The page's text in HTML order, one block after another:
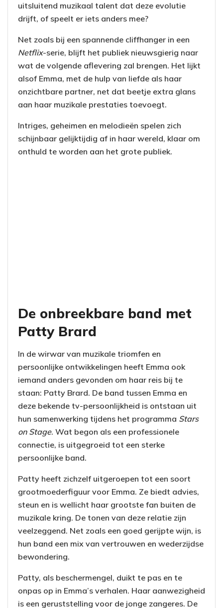
uitsluitend muzikaal talent dat deze evolutie
drijft, of speelt er iets anders mee?
Net zoals bij een spannende cliffhanger in een
Netflix-serie, blijft het publiek nieuwsgierig naar
wat de volgende aflevering zal brengen. Het lijkt
alsof Emma, met de hulp van liefde als haar
onzichtbare partner, net dat beetje extra glans
aan haar muzikale prestaties toevoegt.
Intriges, geheimen en melodieën spelen zich
schijnbaar gelijktijdig af in haar wereld, klaar om
onthuld te worden aan het grote publiek.
De onbreekbare band met
Patty Brard
In de wirwar van muzikale triomfen en
persoonlijke ontwikkelingen heeft Emma ook
iemand anders gevonden om haar reis bij te
staan: Patty Brard. De band tussen Emma en
deze bekende tv-persoonlijkheid is ontstaan uit
hun samenwerking tijdens het programma Stars
on Stage. Wat begon als een professionele
connectie, is uitgegroeid tot een sterke
persoonlijke band.
Patty heeft zichzelf uitgeroepen tot een soort
grootmoederfiguur voor Emma. Ze biedt advies,
steun en is wellicht haar grootste fan buiten de
muzikale kring. De tonen van deze relatie zijn
veelzeggend. Net zoals een goed gerijpte wijn, is
hun band een mix van vertrouwen en wederzijdse
bewondering.
Patty, als beschermengel, duikt te pas en te
onpas op in Emma’s verhalen. Haar aanwezigheid
is een geruststelling voor de jonge zangeres. De